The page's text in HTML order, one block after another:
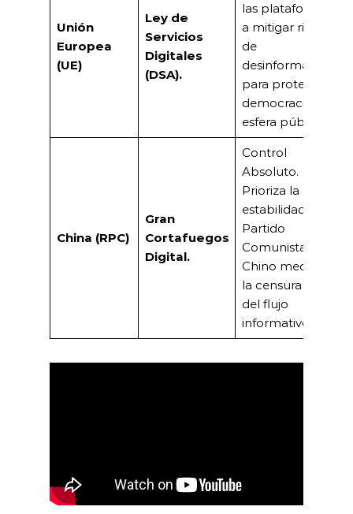
Unión
Europea
(UE)
Ley de
Servicios
Digitales
(DSA).
las plataformas
a mitigar riesgos
de
desinformación
para proteger la
democracia y la
esfera pública.
China (RPC)
Gran
Cortafuegos
Digital.
Control
Absoluto.
Prioriza la
estabilidad del
Partido
Comunista
Chino mediante
la censura total
del flujo
informativo.